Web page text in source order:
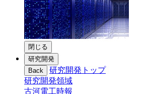
閉じる
研究開発
Back
研究開発トップ
研究開発領域
古河電工時報